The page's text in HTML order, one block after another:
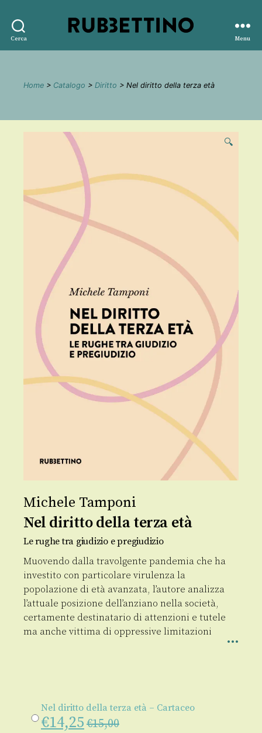
Cerca
editore
Menu
Home > Catalogo > Diritto > Nel diritto della terza età
🔍
Michele Tamponi
Nel diritto della terza età
Le rughe tra giudizio e pregiudizio
Muovendo dalla travolgente pandemia che ha
investito con particolare virulenza la
popolazione di età avanzata, l’autore analizza
l’attuale posizione dell’anziano nella società,
certamente destinatario di attenzioni e tutele
ma anche vittima di oppressive limitazioni
Nel diritto della terza età – Cartaceo
€14,25 €15,00